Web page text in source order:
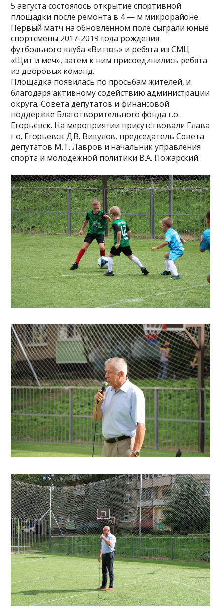
5 августа состоялось открытие спортивной
площадки после ремонта в 4 — м микрорайоне.
Первый матч на обновленном поле сыграли юные
спортсмены 2017-2019 года рождения
футбольного клуба «Витязь» и ребята из СМЦ
«Щит и меч», затем к ним присоединились ребята
из дворовых команд.
Площадка появилась по просьбам жителей, и
благодаря активному содействию администрации
округа, Совета депутатов и финансовой
поддержке Благотворительного фонда г.о.
Егорьевск. На мероприятии присутствовали Глава
г.о. Егорьевск Д.В. Викулов, председатель Совета
депутатов М.Т. Лавров и начальник управления
спорта и молодежной политики В.А. Пожарский.